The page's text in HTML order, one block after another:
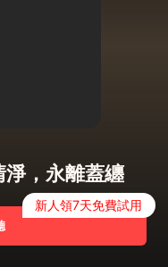
，永離蓋纏
新人領7天免費試用